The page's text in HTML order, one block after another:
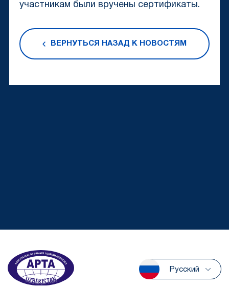
участникам были вручены сертификаты.
ВЕРНУТЬСЯ НАЗАД К НОВОСТЯМ
Русский